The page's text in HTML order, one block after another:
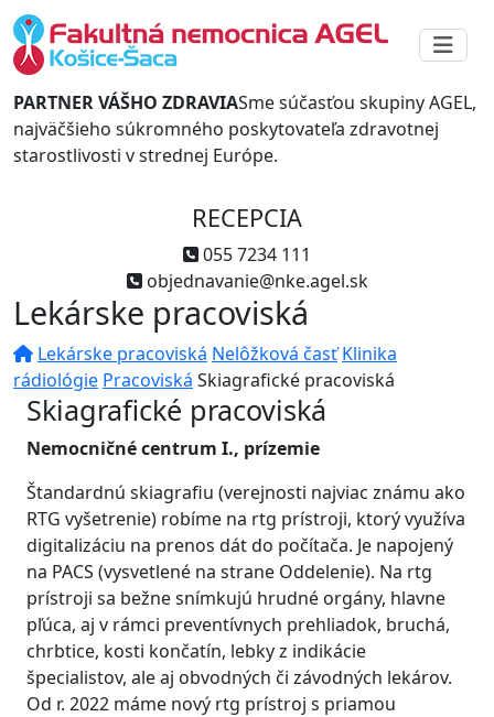
PARTNER VÁŠHO ZDRAVIASme súčasťou skupiny AGEL,
najväčšieho súkromného poskytovateľa zdravotnej
starostlivosti v strednej Európe.
RECEPCIA
055 7234 111
objednavanie@nke.agel.sk
Lekárske pracoviská
Lekárske pracoviská Nelôžková časť Klinika
rádiológie Pracoviská Skiagrafické pracoviská
Skiagrafické pracoviská
Nemocničné centrum I., prízemie
Štandardnú skiagrafiu (verejnosti najviac známu ako
RTG vyšetrenie) robíme na rtg prístroji, ktorý využíva
digitalizáciu na prenos dát do počítača. Je napojený
na PACS (vysvetlené na strane Oddelenie). Na rtg
prístroji sa bežne snímkujú hrudné orgány, hlavne
pľúca, aj v rámci preventívnych prehliadok, bruchá,
chrbtice, kosti končatín, lebky z indikácie
špecialistov, ale aj obvodných či závodných lekárov.
Od r. 2022 máme nový rtg prístroj s priamou